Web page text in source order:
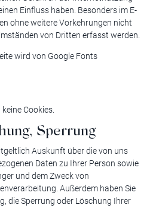
Einfluss haben. Besonders im E-
ohne weitere Vorkehrungen nicht
von Dritten erfasst werden.
wird von Google Fonts
Cookies.
Sperrung
Auskunft über die von uns
Daten zu Ihrer Person sowie
und dem Zweck von
Außerdem haben Sie
die Sperrung oder Löschung Ihrer